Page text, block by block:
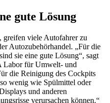
gute Lösung
greifen viele Autofahrer zu
Autozubehörhandel. „Für die
sie eine gute Lösung“, sagt
für Umwelt- und
die Reinigung des Cockpits
wenig wie Spülmittel oder
und anderen
verursachen können.“